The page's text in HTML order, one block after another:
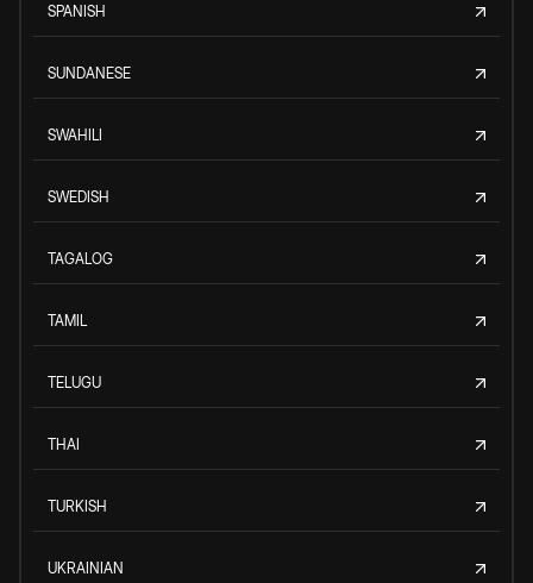
SPANISH
SUNDANESE
SWAHILI
SWEDISH
TAGALOG
TAMIL
TELUGU
THAI
TURKISH
UKRAINIAN